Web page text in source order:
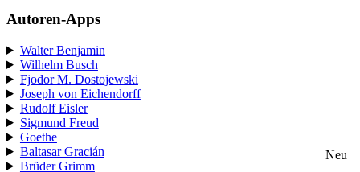
Autoren-Apps
Walter Benjamin
Wilhelm Busch
Fjodor M. Dostojewski
Joseph von Eichendorff
Rudolf Eisler
Sigmund Freud
Goethe
Baltasar Gracián
Neu
Brüder Grimm